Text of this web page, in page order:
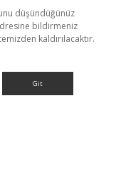
düşündüğünüz
bildirmeniz
kaldırılacaktır.